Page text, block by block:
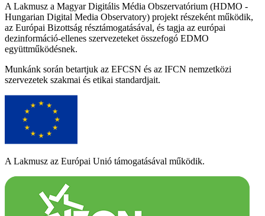
A Lakmusz a Magyar Digitális Média Obszervatórium (HDMO -
Hungarian Digital Media Observatory) projekt részeként működik,
az Európai Bizottság résztámogatásával, és tagja az európai
dezinformáció-ellenes szervezeteket összefogó EDMO
együttműködésnek.
Munkánk során betartjuk az EFCSN és az IFCN nemzetközi
szervezetek szakmai és etikai standardjait.
A Lakmusz az Európai Unió támogatásával működik.